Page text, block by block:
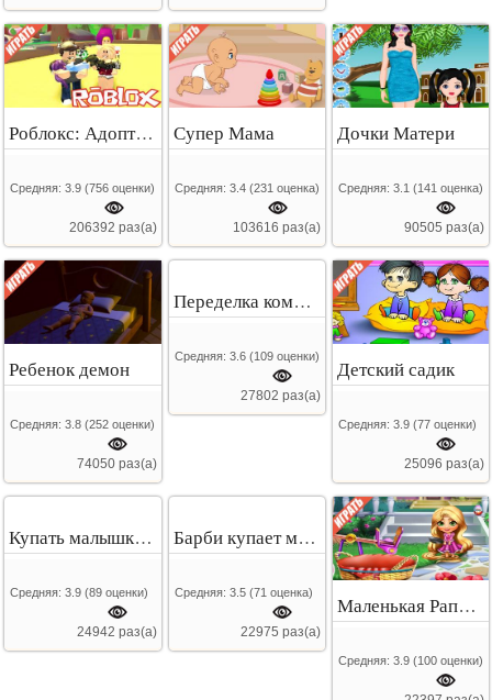
Роблокс: Адопт ми
Средняя:3.9 (756 оценки)
206392 раз(а)
Супер Мама
Средняя: 3.4 (231 оценка)
103616 раз(а)
Дочки Матери
Средняя: 3.1 (141 оценка)
90505 раз(а)
Ребенок демон
Средняя:3.8 (252 оценки)
74050 раз(а)
Переделка комнаты малыша
Средняя: 3.6 (109оценки)
27802 раз(а)
Детский садик
Средняя: 3.9 (77оценки)
25096 раз(а)
Купать малышку Леди Баг
Средняя:3.9 (89 оценки)
24942 раз(а)
Барби купает малышку
Средняя: 3.5 (71 оценка)
22975 раз(а)
Маленькая Рапунцель
Средняя: 3.9 (100оценки)